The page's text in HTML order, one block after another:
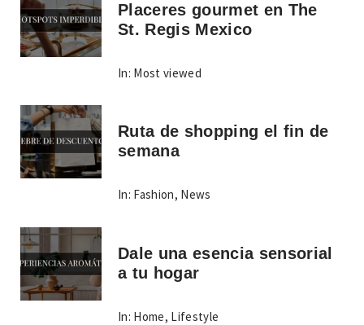
Placeres gourmet en The
St. Regis Mexico
In: Most viewed
Ruta de shopping el fin de
semana
In: Fashion, News
Dale una esencia sensorial
a tu hogar
In: Home, Lifestyle